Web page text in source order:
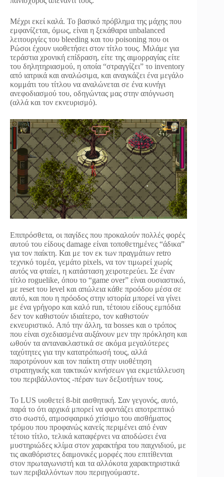
Μέχρι εκεί καλά. Το βασικό πρόβλημα της μάχης που
εμφανίζεται, όμως, είναι η ξεκάθαρα unbalanced
λειτουργίες του bleeding και του poisoning που οι
Ρώσοι έχουν υιοθετήσει στον τίτλο τους. Μιλάμε για
τεράστια χρονική επίδραση, είτε της αιμορραγίας είτε
του δηλητηριασμού, η οποία “στραγγίζει” το inventory
από ιατρικά και αναλώσιμα, και αναγκάζει ένα μεγάλο
κομμάτι του τίτλου να αναλώνεται σε ένα κυνήγι
ανεφοδιασμού του, οδηγώντας μας στην απόγνωση
(αλλά και τον εκνευρισμό).
Επιπρόσθετα, οι παγίδες που προκαλούν πολλές φορές
αυτού του είδους damage είναι τοποθετημένες “άδικα”
για τον παίκτη. Και με τον εκ των πραγμάτων retro
τεχνικό τομέα, γεμάτο pixels, να τον τιμωρεί χωρίς
αυτός να φταίει, η κατάσταση χειροτερεύει. Σε έναν
τίτλο roguelike, όπου το “game over” είναι ουσιαστικό,
με reset του level και απώλεια κάθε προόδου μέσα σε
αυτό, και που η πρόοδος στην ιστορία μπορεί να γίνει
με ένα γρήγορο και καλό run, τέτοιου είδους εμπόδια
δεν τον καθιστούν ιδιαίτερο, τον καθιστούν
εκνευριστικό. Από την άλλη, τα bosses και ο τρόπος
που είναι σχεδιασμένα αυξάνουν μεν την πρόκληση και
ωθούν τα αντανακλαστικά σε ακόμα μεγαλύτερες
ταχύτητες για την κατατρόπωσή τους, αλλά
παροτρύνουν και τον παίκτη στην υιοθέτηση
στρατηγικής και τακτικών κινήσεων για εκμετάλλευση
του περιβάλλοντος -πέραν των δεξιοτήτων τους.
Το LUS υιοθετεί 8-bit αισθητική. Σαν γεγονός, αυτό,
παρά το ότι αρχικά μπορεί να φαντάζει αποτρεπτικό
στο σωστό, ατμοσφαιρικό χτίσιμο του αισθήματος
τρόμου που προφανώς κανείς περιμένει από έναν
τέτοιο τίτλο, τελικά καταφέρνει να αποδώσει ένα
μυστηριώδες κλίμα στον χαρακτήρα του παιχνιδιού, με
τις ακαθόριστες δαιμονικές μορφές που επιτίθενται
στον πρωταγωνιστή και τα αλλόκοτα χαρακτηριστικά
των περιβαλλόντων που περιηγούμαστε.